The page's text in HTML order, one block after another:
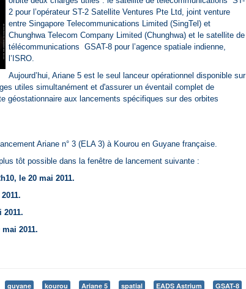
2 pour l’opérateur ST-2 Satellite Ventures Pte Ltd, joint venture
entre Singapore Telecommunications Limited (SingTel) et
Chunghwa Telecom Company Limited (Chunghwa) et le satellite de
télécommunications GSAT-8 pour l’agence spatiale indienne,
l’ISRO.
Aujourd’hui, Ariane 5 est le seul lanceur opérationnel disponible sur
utiles simultanément et d'assurer un éventail complet de
géostationnaire aux lancements spécifiques sur des orbites
Ariane n° 3 (ELA 3) à Kourou en Guyane française.
tôt possible dans la fenêtre de lancement suivante :
le 20 mai 2011.
2011.
2011.
guyane kourou Ariane 5 spatial EADS Astrium GSAT-8